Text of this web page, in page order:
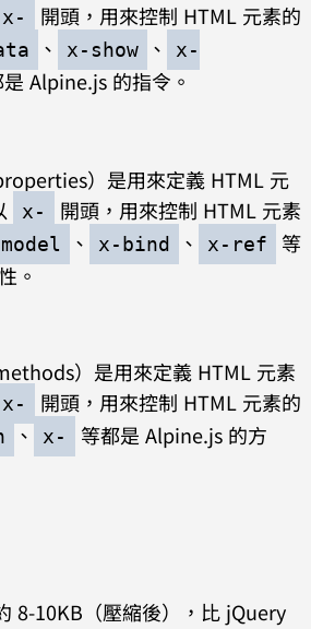
x-
開頭，用來控制 HTML 元素的
、 x-show 、
x-
Alpine.js 的指令。
）是用來定義 HTML 元
x-
開頭，用來控制 HTML 元素
、 x-bind 、 x-ref
等
。
）是用來定義 HTML 元素
x-
開頭，用來控制 HTML 元素的
、 x-
等都是 Alpine.js 的方
8-10KB（壓縮後），比 jQuery